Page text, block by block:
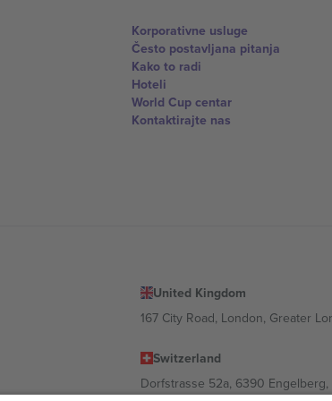
Korporativne usluge
Često postavljana pitanja
Kako to radi
Hoteli
World Cup centar
Kontaktirajte nas
United Kingdom
167 City Road, London, Greater
Switzerland
Dorfstrasse 52a, 6390 Engelberg,